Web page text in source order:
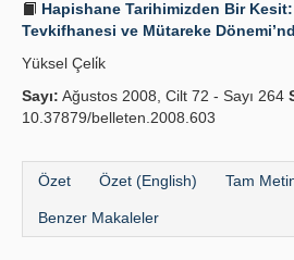
Hapishane Tarihimizden Bir Kesit:
Tevkifhanesi ve Mütareke
Yüksel Çeli̇k
Sayı: Ağustos 2008, Cilt 72 - Sayı 264
10.37879/belleten.2008.603
Özet Özet (English) Tam
Benzer Makaleler